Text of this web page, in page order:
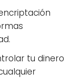
tu dinero